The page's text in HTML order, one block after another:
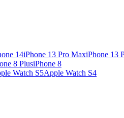
14iPhone 13 Pro MaxiPhone 13
8 PlusiPhone 8
Watch S5Apple Watch S4